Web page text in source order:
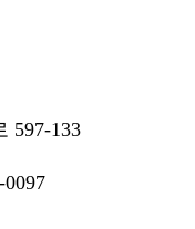
597-133